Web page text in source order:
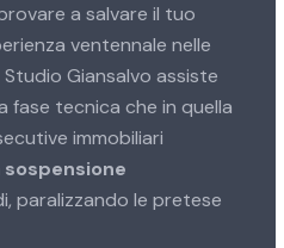
a salvare il tuo
ventennale nelle
Giansalvo assiste
fase tecnica che in quella
immobiliari
paralizzando le pretese